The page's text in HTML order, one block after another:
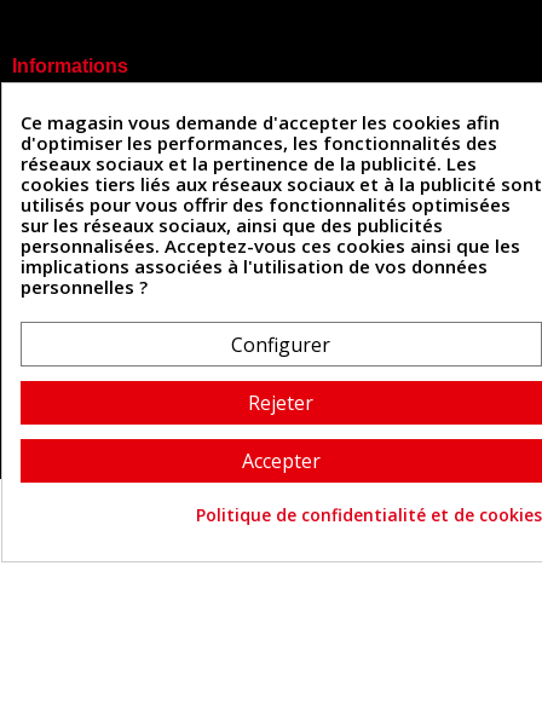
Informations
Mentions légales
Conditions Générales de Vente
Politique de confidentialité
Politique des cookies
Contactez-nous
Coordonnées
493 Chemin de Catougnac
contact@cuirenstock.com
Cuirenstock © 2026 - Une création Quatrys 💙
Ce magasin vous demande d'accepter les cookies afin
d'optimiser les performances, les fonctionnalités des
réseaux sociaux et la pertinence de la publicité. Les
cookies tiers liés aux réseaux sociaux et à la publicité sont
utilisés pour vous offrir des fonctionnalités optimisées
sur les réseaux sociaux, ainsi que des publicités
personnalisées. Acceptez-vous ces cookies ainsi que les
implications associées à l'utilisation de vos données
personnelles ?
Configurer
Rejeter
Accepter
Politique de confidentialité et de cookies